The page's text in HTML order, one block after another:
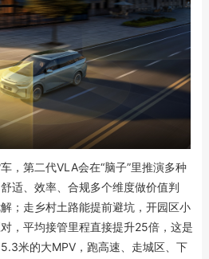
，第二代VLA会在“脑子”里推演多种
适、效率、合规多个维度做价值判
；走乡村土路能提前避坑，开园区小
，平均接管里程直接提升25倍，这是
米的大MPV，跑高速、走城区、下